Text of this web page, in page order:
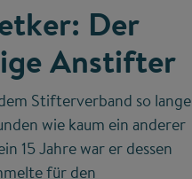
Der
Anstifter
Stifterverband so lange
wie kaum ein anderer
15 Jahre war er dessen
für den